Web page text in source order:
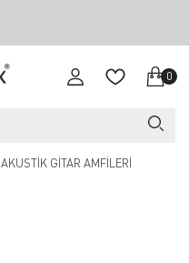
0
AKUSTİK GİTAR AMFİLERİ